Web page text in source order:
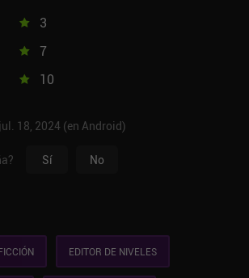
3
7
10
18, 2024 (en Android)
Sí No
EDITOR DE NIVELES